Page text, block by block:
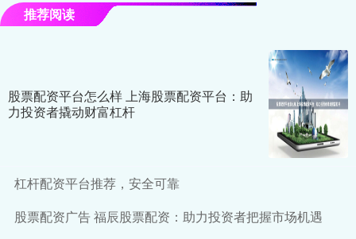
推荐阅读
股票配资平台怎么样 上海股票配资平台：助
力投资者撬动财富杠杆
杠杆配资平台推荐，安全可靠
股票配资广告 福辰股票配资：助力投资者把握市场机遇